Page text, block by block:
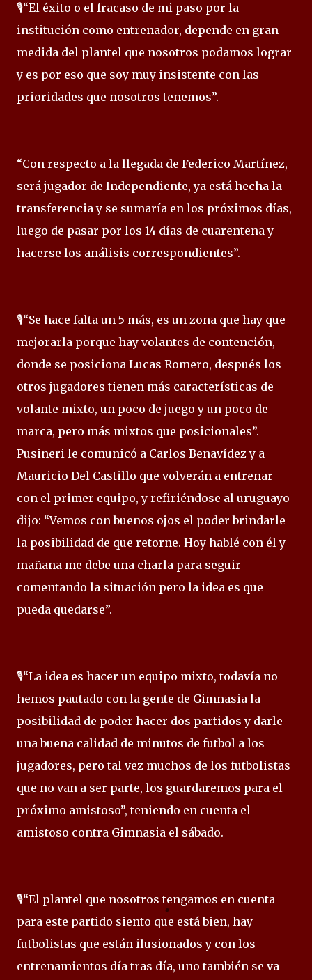
🎙️“El éxito o el fracaso de mi paso por la
institución como entrenador, depende en gran
medida del plantel que nosotros podamos lograr
y es por eso que soy muy insistente con las
prioridades que nosotros tenemos”.
“Con respecto a la llegada de Federico Martínez,
será jugador de Independiente, ya está hecha la
transferencia y se sumaría en los próximos días,
luego de pasar por los 14 días de cuarentena y
hacerse los análisis correspondientes”.
🎙️“Se hace falta un 5 más, es un zona que hay que
mejorarla porque hay volantes de contención,
donde se posiciona Lucas Romero, después los
otros jugadores tienen más características de
volante mixto, un poco de juego y un poco de
marca, pero más mixtos que posicionales”.
Pusineri le comunicó a Carlos Benavídez y a
Mauricio Del Castillo que volverán a entrenar
con el primer equipo, y refiriéndose al uruguayo
dijo: “Vemos con buenos ojos el poder brindarle
la posibilidad de que retorne. Hoy hablé con él y
mañana me debe una charla para seguir
comentando la situación pero la idea es que
pueda quedarse”.
🎙️“La idea es hacer un equipo mixto, todavía no
hemos pautado con la gente de Gimnasia la
posibilidad de poder hacer dos partidos y darle
una buena calidad de minutos de futbol a los
jugadores, pero tal vez muchos de los futbolistas
que no van a ser parte, los guardaremos para el
próximo amistoso”, teniendo en cuenta el
amistoso contra Gimnasia el sábado.
🎙️“El plantel que nosotros tengamos en cuenta
para este partido siento que está bien, hay
futbolistas que están ilusionados y con los
entrenamientos día tras día, uno también se va